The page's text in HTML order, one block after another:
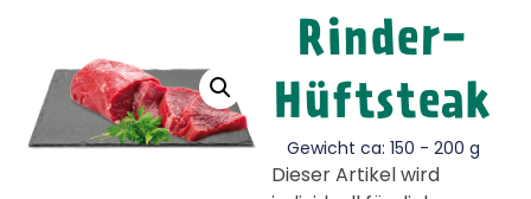
Rinder-
Hüftsteak
Gewicht ca: 150 - 200 g
Dieser Artikel wird